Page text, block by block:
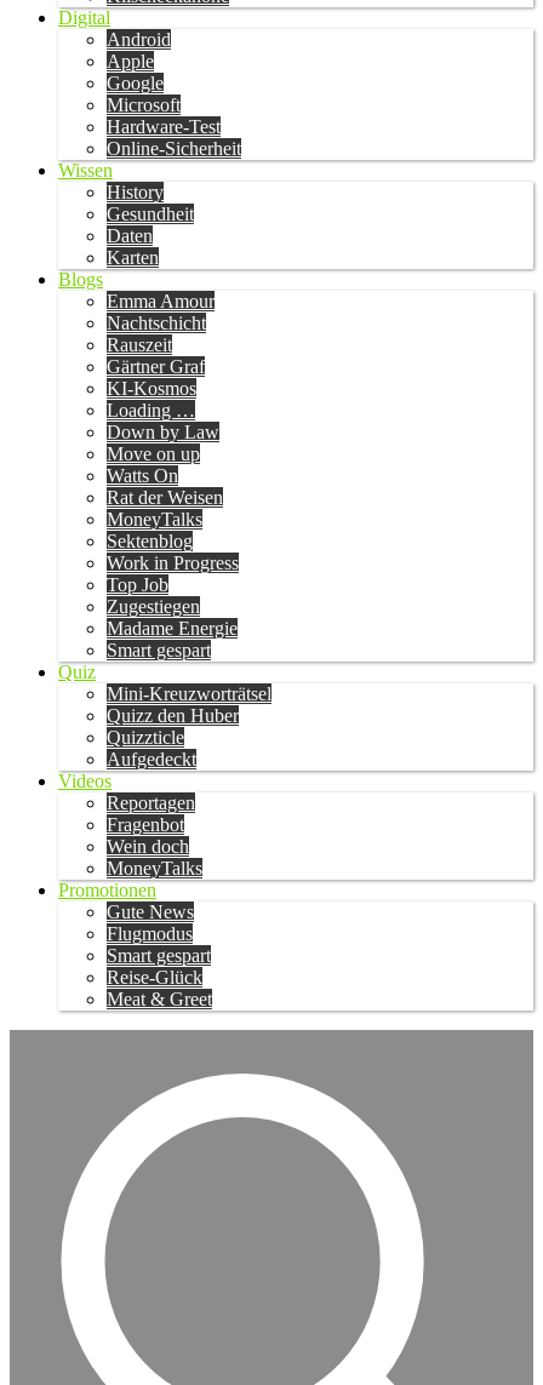
Digital
Android
Apple
Google
Microsoft
Hardware-Test
Online-Sicherheit
Wissen
History
Gesundheit
Daten
Karten
Blogs
Emma Amour
Nachtschicht
Rauszeit
Gärtner Graf
KI-Kosmos
Loading …
Down by Law
Move on up
Watts On
Rat der Weisen
MoneyTalks
Sektenblog
Work in Progress
Top Job
Zugestiegen
Madame Energie
Smart gespart
Quiz
Mini-Kreuzworträtsel
Quizz den Huber
Quizzticle
Aufgedeckt
Videos
Reportagen
Fragenbot
Wein doch
MoneyTalks
Promotionen
Gute News
Flugmodus
Smart gespart
Reise-Glück
Meat & Greet